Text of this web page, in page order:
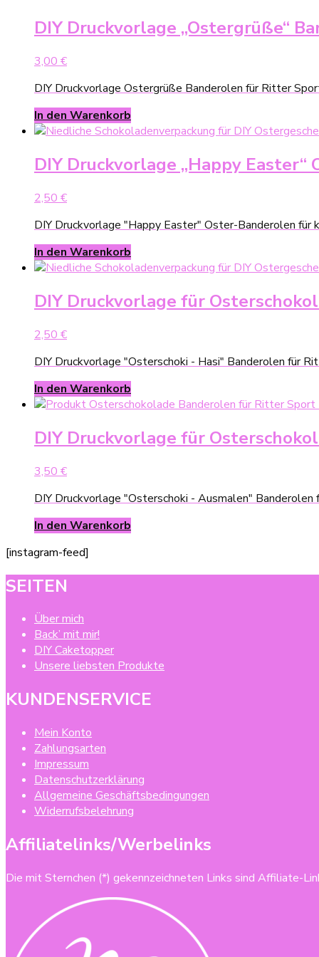
DIY Druckvorlage „Ostergrüße“
3,00 €
DIY Druckvorlage Ostergrüße Banderolen für Ritter
In den Warenkorb
DIY Druckvorlage „Happy
2,50 €
DIY Druckvorlage "Happy Easter" Oster-Banderolen für
In den Warenkorb
DIY Druckvorlage für
2,50 €
DIY Druckvorlage "Osterschoki - Hasi" Banderolen für
In den Warenkorb
DIY Druckvorlage für
3,50 €
DIY Druckvorlage "Osterschoki - Ausmalen"
In den Warenkorb
[instagram-feed]
SEITEN
Über mich
Back’ mit mir!
DIY Caketopper
Unsere liebsten Produkte
KUNDENSERVICE
Mein Konto
Zahlungsarten
Impressum
Datenschutzerklärung
Allgemeine Geschäftsbedingungen
Widerrufsbelehrung
Affiliatelinks/Werbelinks
Die mit Sternchen (*) gekennzeichneten Links sind Affiliate-